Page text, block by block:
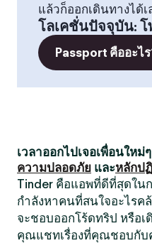
แล้วก็ออกเดินทางได้เ
โลเคชั่นปัจจุบัน: โ
Passport คืออะไ
เวลาออกไปเจอเพื่อนให
ความปลอดภัย และหลักป
Tinder คือแอพที่ดีที่สุดใน
กำลังหาคนที่สนใจอะไรค
จะชอบออกโร้ดทริป หรือ
คุณแชทเรื่องที่คุณชอบกับ